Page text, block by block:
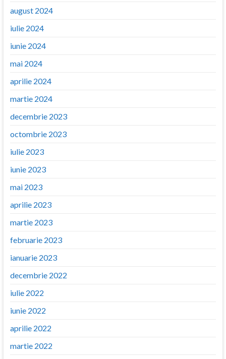
august 2024
iulie 2024
iunie 2024
mai 2024
aprilie 2024
martie 2024
decembrie 2023
octombrie 2023
iulie 2023
iunie 2023
mai 2023
aprilie 2023
martie 2023
februarie 2023
ianuarie 2023
decembrie 2022
iulie 2022
iunie 2022
aprilie 2022
martie 2022